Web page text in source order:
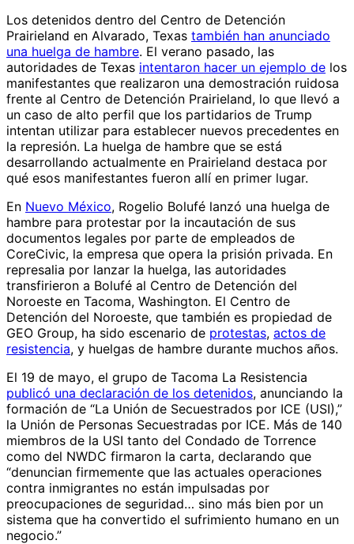
Los detenidos dentro del Centro de Detención
Prairieland en Alvarado, Texas también han anunciado
una huelga de hambre. El verano pasado, las
autoridades de Texas intentaron hacer un ejemplo de los
manifestantes que realizaron una demostración ruidosa
frente al Centro de Detención Prairieland, lo que llevó a
un caso de alto perfil que los partidarios de Trump
intentan utilizar para establecer nuevos precedentes en
la represión. La huelga de hambre que se está
desarrollando actualmente en Prairieland destaca por
qué esos manifestantes fueron allí en primer lugar.
En Nuevo México, Rogelio Bolufé lanzó una huelga de
hambre para protestar por la incautación de sus
documentos legales por parte de empleados de
CoreCivic, la empresa que opera la prisión privada. En
represalia por lanzar la huelga, las autoridades
transfirieron a Bolufé al Centro de Detención del
Noroeste en Tacoma, Washington. El Centro de
Detención del Noroeste, que también es propiedad de
GEO Group, ha sido escenario de protestas, actos de
resistencia, y huelgas de hambre durante muchos años.
El 19 de mayo, el grupo de Tacoma La Resistencia
publicó una declaración de los detenidos, anunciando la
formación de “La Unión de Secuestrados por ICE (USI),”
la Unión de Personas Secuestradas por ICE. Más de 140
miembros de la USI tanto del Condado de Torrence
como del NWDC firmaron la carta, declarando que
“denuncian firmemente que las actuales operaciones
contra inmigrantes no están impulsadas por
preocupaciones de seguridad… sino más bien por un
sistema que ha convertido el sufrimiento humano en un
negocio.”